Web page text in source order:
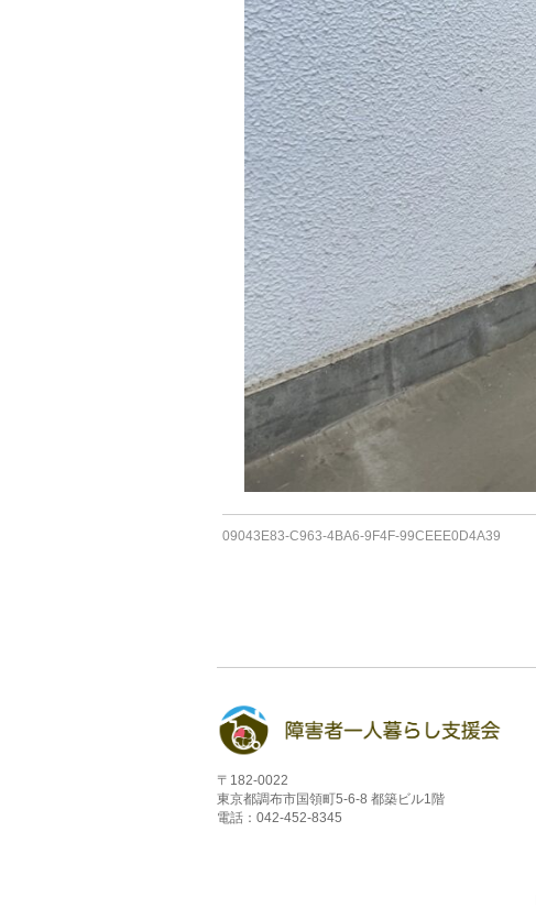
09043E83-C963-4BA6-9F4F-99CEEE0D4A39
〒182-0022
東京都調布市国領町5-6-8 都築ビル1階
電話：042-452-8345